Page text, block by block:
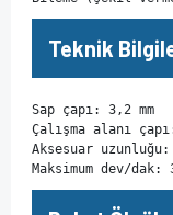
Teknik
Sap çapı: 3,2 mm
Çalışma alanı
Aksesuar uzunluğu:
Maksimum dev/